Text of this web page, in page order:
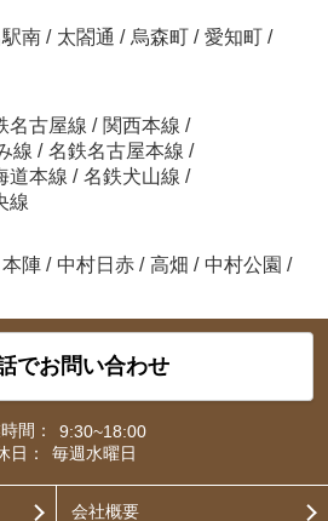
南 / 太閤通 / 烏森町 / 愛知町 /
名古屋線 / 関西本線 /
線 / 名鉄名古屋本線 /
道本線 / 名鉄犬山線 /
線
本陣 / 中村日赤 / 高畑 / 中村公園 /
でお問い合わせ
間：
9:30~18:00
日：
毎週水曜日
会社概要